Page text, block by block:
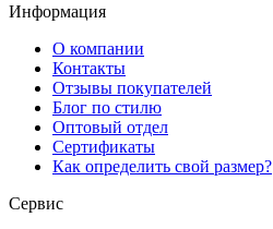
Информация
О компании
Контакты
Отзывы покупателей
Блог по стилю
Оптовый отдел
Сертификаты
Как определить свой размер?
Сервис